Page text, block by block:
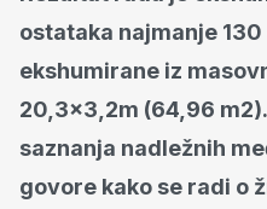
ostataka najmanje 130
ekshumirane iz
20,3x3,2m (64,96
saznanja nadležnih
govore kako se radi o